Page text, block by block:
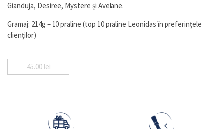
Gianduja, Desiree, Mystere și Avelane.
Gramaj: 214g – 10 praline (top 10 praline Leonidas în preferințele
clienților)
45.00 lei